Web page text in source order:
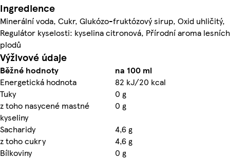
Ingredience
Minerální voda, Cukr, Glukózo-fruktózový sirup, Oxid uhličitý,
Regulátor kyselosti: kyselina citronová, Přírodní aroma lesních
plodů
Výživové údaje
Běžné hodnoty
na 100 ml
Energetická hodnota
82 kJ/20 kcal
Tuky
0 g
z toho nasycené mastné
kyseliny
0 g
Sacharidy
4,6 g
z toho cukry
4,6 g
Bílkoviny
0 g